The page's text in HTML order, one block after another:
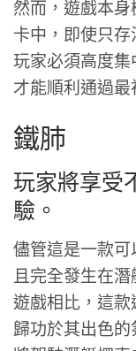
然而，遊戲本
卡中，即使只存
玩家必須高度集
才能順利通過最
鐵肺
玩家將享受
驗。
儘管這是一款可
且完全發生在
遊戲相比，這款
歸功於其出色的